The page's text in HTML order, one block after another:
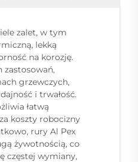
zalet, w tym
lekką
na korozję.
zastosowań,
grzewczych,
i trwałość.
łatwą
koszty robocizny
rury Al Pex
żywotnością, co
częstej wymiany,